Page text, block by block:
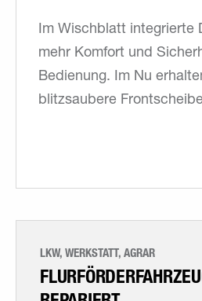
Im Wischblatt integrierte
mehr Komfort und
Bedienung. Im Nu
blitzsaubere
LKW, WERKSTATT, AGRAR